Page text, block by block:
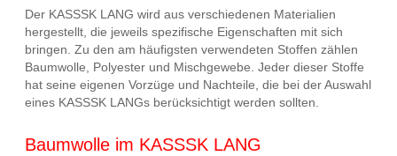
Der KASSSK LANG wird aus verschiedenen Materialien
hergestellt, die jeweils spezifische Eigenschaften mit sich
bringen. Zu den am häufigsten verwendeten Stoffen zählen
Baumwolle, Polyester und Mischgewebe. Jeder dieser Stoffe
hat seine eigenen Vorzüge und Nachteile, die bei der Auswahl
eines KASSSK LANGs berücksichtigt werden sollten.
Baumwolle im KASSSK LANG